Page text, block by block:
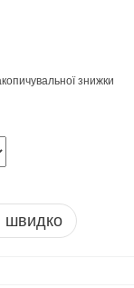
знижки
швидко